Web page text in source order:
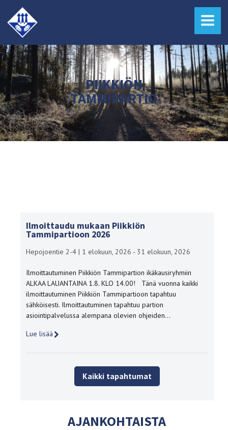
MENU
PIIKKIÖN
TAMMIPARTIO
Ilmoittaudu mukaan Piikkiön
Tammipartioon 2026
Hepojoentie 2-4 | 1 elokuun, 2026 - 31 elokuun, 2026
Ilmoittautuminen Piikkiön Tammipartion ikäkausiryhmiin
ALKAA LAUANTAINA 1.8. KLO 14.00! Tänä vuonna kaikki
ilmoittautuminen Piikkiön Tammipartioon tapahtuu
sähköisesti. Ilmoittautuminen tapahtuu partion
asiointipalvelussa alempana olevien ohjeiden…
Lue lisää
Kaikki tapahtumat
AJANKOHTAISTA